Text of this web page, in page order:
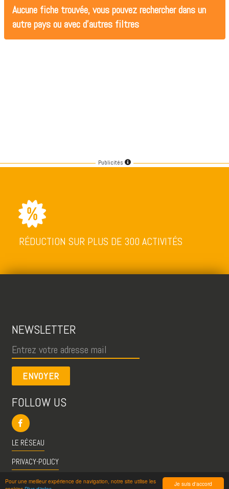
Je suis d'accord
Pour une meilleur expérience de navigation, notre site utilise les
Aucune fiche trouvée, vous pouvez rechercher dans un
autre pays ou avec d'autres filtres
Publicités
RÉDUCTION SUR PLUS DE 300 ACTIVITÉS
NEWSLETTER
ENVOYER
FOLLOW US
LE RÉSEAU
PRIVACY-POLICY
CGU